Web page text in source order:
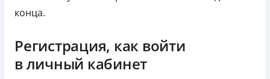
конца.
Регистрация, как войти
в личный кабинет